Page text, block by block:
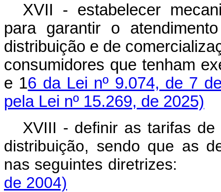
XVII - estabelecer
para garantir o
distribuição e de
consumidores que tenham
e 16 da Lei nº 9.074, de 7
pela Lei nº 15.269, de 2025)
XVIII - definir as tarifas
distribuição, sendo que as
nas seguintes
de 2004)